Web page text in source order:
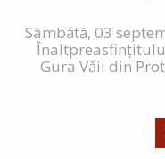
Sâmbătă, 03
Gura Văii din